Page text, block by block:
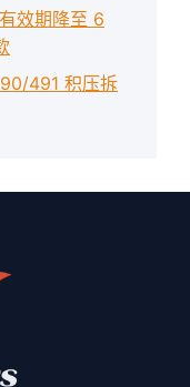
效期降至 6
491 积压拆